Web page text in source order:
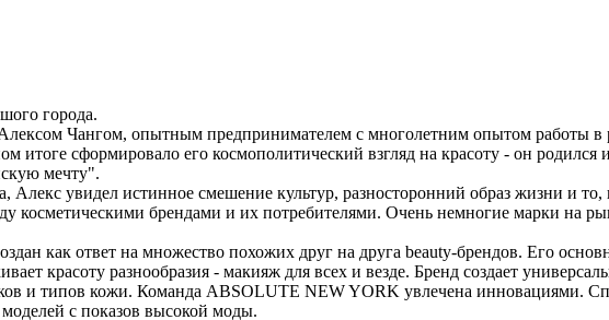
города.
Чангом, опытным предпринимателем с многолетним опытом работы
итоге сформировало его космополитический взгляд на красоту - он
мечту".
увидел истинное смешение культур, разносторонний образ жизни и
косметическими брендами и их потребителями. Очень немногие марки на
как ответ на множество похожих друг на друга beauty-брендов. Его
красоту разнообразия - макияж для всех и везде. Бренд создает
и типов кожи. Команда ABSOLUTE NEW YORK увлечена инновациями.
с показов высокой моды.